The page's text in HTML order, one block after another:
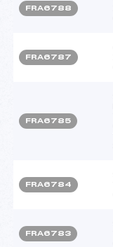
FRA6788
FRA6787
FRA6785
FRA6784
FRA6783